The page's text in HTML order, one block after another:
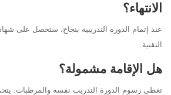
الانتهاء؟
عند إتمام الدورة التدريبية بنجاح، ستحصل على
التقنية.
هل الإقامة مشمولة؟
تغطي رسوم الدورة التدريب نفسه والمرطبات.